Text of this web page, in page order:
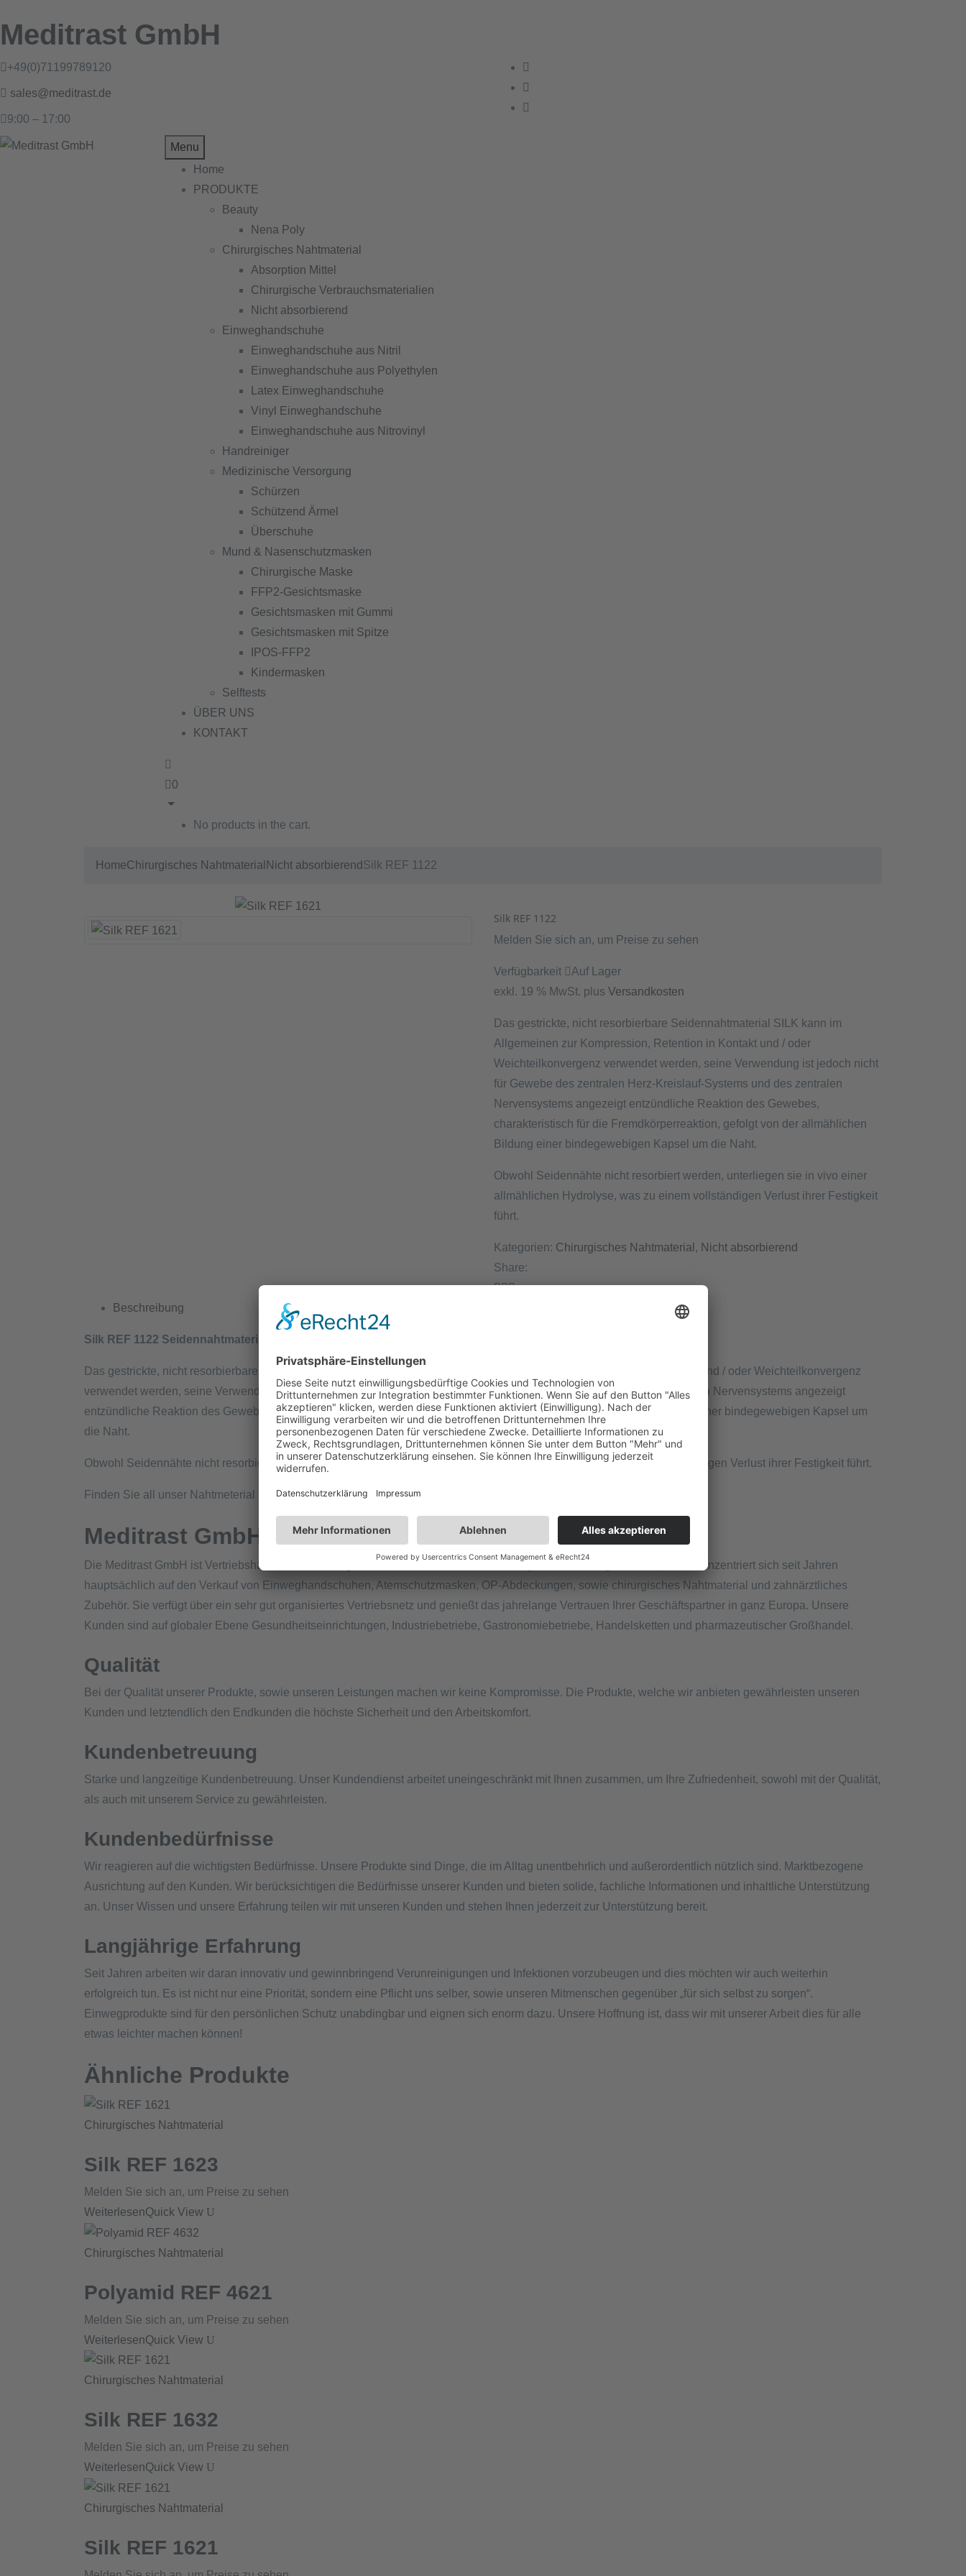
Meditrast GmbH
+49(0)71199789120
sales@meditrast.de
9:00 – 17:00
Menu
Home
PRODUKTE
Beauty
Nena Poly
Chirurgisches Nahtmaterial
Absorption Mittel
Chirurgische Verbrauchsmaterialien
Nicht absorbierend
Einweghandschuhe
Einweghandschuhe aus Nitril
Einweghandschuhe aus Polyethylen
Latex Einweghandschuhe
Vinyl Einweghandschuhe
Einweghandschuhe aus Nitrovinyl
Handreiniger
Medizinische Versorgung
Schürzen
Schützend Ärmel
Überschuhe
Mund & Nasenschutzmasken
Chirurgische Maske
FFP2-Gesichtsmaske
Gesichtsmasken mit Gummi
Gesichtsmasken mit Spitze
IPOS-FFP2
Kindermasken
Selftests
ÜBER UNS
KONTAKT
0
No products in the cart.
HomeChirurgisches Nahtmaterial Nicht absorbierend Silk REF 1122
Silk REF 1122
Melden Sie sich an, um Preise zu sehen
Verfügbarkeit
Auf Lager
exkl. 19 % MwSt. plus Versandkosten
Das gestrickte, nicht resorbierbare Seidennahtmaterial SILK kann im
Allgemeinen zur Kompression, Retention in Kontakt und / oder
Weichteilkonvergenz verwendet werden, seine Verwendung ist jedoch nicht
für Gewebe des zentralen Herz-Kreislauf-Systems und des zentralen
Nervensystems angezeigt entzündliche Reaktion des Gewebes,
charakteristisch für die Fremdkörperreaktion, gefolgt von der allmählichen
Bildung einer bindegewebigen Kapsel um die Naht.
Obwohl Seidennähte nicht resorbiert werden, unterliegen sie in vivo einer
allmählichen Hydrolyse, was zu einem vollständigen Verlust ihrer Festigkeit
führt.
Kategorien: Chirurgisches Nahtmaterial , Nicht absorbierend
Share:
Beschreibung
Silk REF 1122 Seidennahtmaterial
Das gestrickte, nicht resorbierbare Seidennahtmaterial SILK kann im Allgemeinen zur Kompression, Retention in Kontakt und / oder Weichteilkonvergenz
verwendet werden, seine Verwendung ist jedoch nicht für Gewebe des zentralen Herz-Kreislauf-Systems und des zentralen Nervensystems angezeigt
entzündliche Reaktion des Gewebes, charakteristisch für die Fremdkörperreaktion, gefolgt von der allmählichen Bildung einer bindegewebigen Kapsel um
die Naht.
Obwohl Seidennähte nicht resorbiert werden, unterliegen sie in vivo einer allmählichen Hydrolyse, was zu einem vollständigen Verlust ihrer Festigkeit führt.
Finden Sie all unser Nahtmeterial .
Meditrast GmbH
Die Meditrast GmbH ist Vertriebshändler von Einweghandschuhen und weiteren Einwegmaterialien in ganz Europa. Sie konzentriert sich seit Jahren
hauptsächlich auf den Verkauf von Einweghandschuhen, Atemschutzmasken, OP-Abdeckungen, sowie chirurgisches Nahtmaterial und zahnärztliches
Zubehör. Sie verfügt über ein sehr gut organisiertes Vertriebsnetz und genießt das jahrelange Vertrauen Ihrer Geschäftspartner in ganz Europa. Unsere
Kunden sind auf globaler Ebene Gesundheitseinrichtungen, Industriebetriebe, Gastronomiebetriebe, Handelsketten und pharmazeutischer Großhandel.
Qualität
Bei der Qualität unserer Produkte, sowie unseren Leistungen machen wir keine Kompromisse. Die Produkte, welche wir anbieten gewährleisten unseren
Kunden und letztendlich den Endkunden die höchste Sicherheit und den Arbeitskomfort.
Kundenbetreuung
Starke und langzeitige Kundenbetreuung. Unser Kundendienst arbeitet uneingeschränkt mit Ihnen zusammen, um Ihre Zufriedenheit, sowohl mit der Qualität,
als auch mit unserem Service zu gewährleisten.
Kundenbedürfnisse
Wir reagieren auf die wichtigsten Bedürfnisse. Unsere Produkte sind Dinge, die im Alltag unentbehrlich und außerordentlich nützlich sind. Marktbezogene
Ausrichtung auf den Kunden. Wir berücksichtigen die Bedürfnisse unserer Kunden und bieten solide, fachliche Informationen und inhaltliche Unterstützung
an. Unser Wissen und unsere Erfahrung teilen wir mit unseren Kunden und stehen Ihnen jederzeit zur Unterstützung bereit.
Langjährige Erfahrung
Seit Jahren arbeiten wir daran innovativ und gewinnbringend Verunreinigungen und Infektionen vorzubeugen und dies möchten wir auch weiterhin
erfolgreich tun. Es ist nicht nur eine Priorität, sondern eine Pflicht uns selber, sowie unseren Mitmenschen gegenüber „für sich selbst zu sorgen“.
Einwegprodukte sind für den persönlichen Schutz unabdingbar und eignen sich enorm dazu. Unsere Hoffnung ist, dass wir mit unserer Arbeit dies für alle
etwas leichter machen können!
Ähnliche Produkte
Chirurgisches Nahtmaterial
Silk REF 1623
Melden Sie sich an, um Preise zu sehen
WeiterlesenQuick View
Chirurgisches Nahtmaterial
Polyamid REF 4621
Melden Sie sich an, um Preise zu sehen
WeiterlesenQuick View
Chirurgisches Nahtmaterial
Silk REF 1632
Melden Sie sich an, um Preise zu sehen
WeiterlesenQuick View
Chirurgisches Nahtmaterial
Silk REF 1621